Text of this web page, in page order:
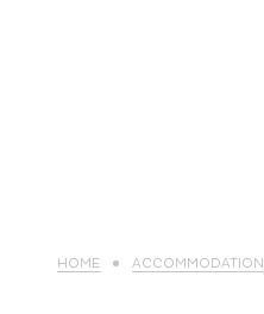
HOME ACCOMMODATION